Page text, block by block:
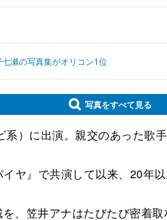
瀬の写真集がオリコン1位
写真をすべて見る
）に出演。親交のあった歌
』で共演して以来、20年
、笠井アナはたびたび密着